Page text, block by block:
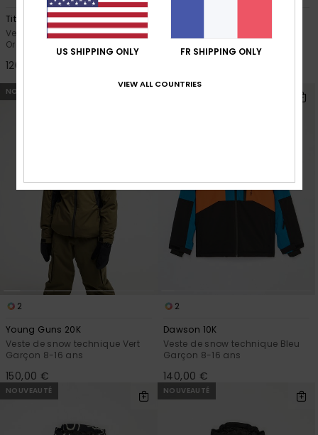
Titano 10K
Veste de snow technique
Orange Garçon 8-16 ans
120,00 €
Garçon 4-16
NOUVEAUTÉ
2
Young Guns 20K
Veste de snow technique Vert
Garçon 8-16 ans
150,00 €
2
Dawson 10K
Veste de snow technique Bleu
Garçon 8-16 ans
140,00 €
NOUVEAUTÉ NOUVEAUTÉ
US SHIPPING ONLY FR SHIPPING ONLY
VIEW ALL COUNTRIES